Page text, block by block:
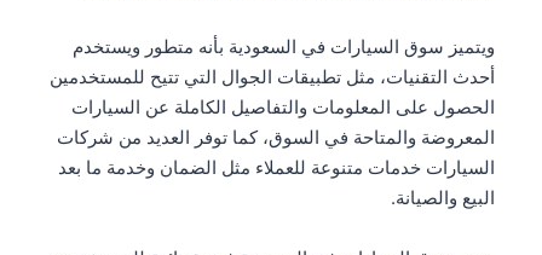
ويتميز سوق السيارات في السعودية بأنه متطور ويستخدم
أحدث التقنيات، مثل تطبيقات الجوال التي تتيح للمستخدمين
الحصول على المعلومات والتفاصيل الكاملة عن السيارات
المعروضة والمتاحة في السوق، كما توفر العديد من شركات
السيارات خدمات متنوعة للعملاء مثل الضمان وخدمة ما بعد
البيع والصيانة.